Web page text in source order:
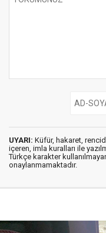
UYARI: Küfür, hakaret,
içeren, imla kuralları ile
Türkçe karakter
onaylanmamaktadır.